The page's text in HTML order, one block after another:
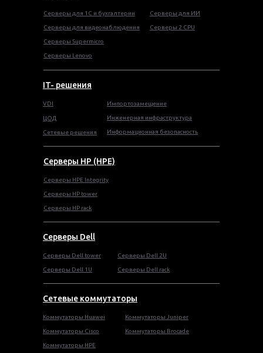
Серверы HP (HPE)
Серверы Dell
Сетевые коммутаторы
Серверы для 1С и бухгалтерии
Серверы для видеонаблюдения
Серверы Supermicro
Серверы HPE Integrity
Cерверы HP tower
Cерверы HP rack
Серверы Lenovo
Серверы для ИИ
Серверы 2 CPU
Cерверы Dell tower
Серверы Dell 1U
Серверы Dell 2U
Серверы Dell rack
VDI
ЦОД
Сетевые решения
Импортозамещение
Инженерная инфраструктура
Информационная безопасность
IT- решения
Коммутаторы Huawei
Коммутаторы Cisco
Коммутаторы HPE
Коммутаторы Juniper
Коммутаторы Brocade